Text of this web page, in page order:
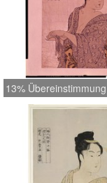
13% Übereinstimmung